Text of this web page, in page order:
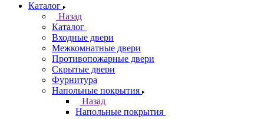
Каталог
Назад
Каталог
Входные двери
Межкомнатные двери
Противопожарные двери
Скрытые двери
Фурнитура
Напольные покрытия
Назад
Напольные покрытия